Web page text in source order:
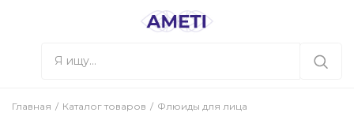
Главная Каталог товаров Флюиды для лица